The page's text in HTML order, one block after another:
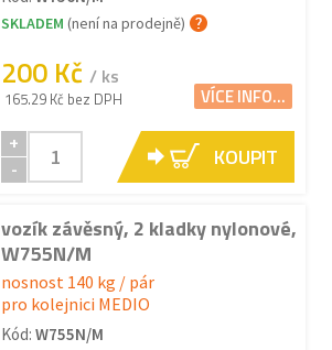
SKLADEM (není na prodejně)
200 Kč / ks
165.29 Kč bez DPH VÍCE INFO...
+
-
KOUPIT
vozík závěsný, 2 kladky nylonové,
W755N/M
nosnost 140 kg / pár
pro kolejnici MEDIO
Kód: W755N/M